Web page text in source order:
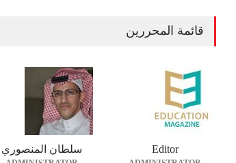
قائمة المحررين
Editor سلطان المنصوري